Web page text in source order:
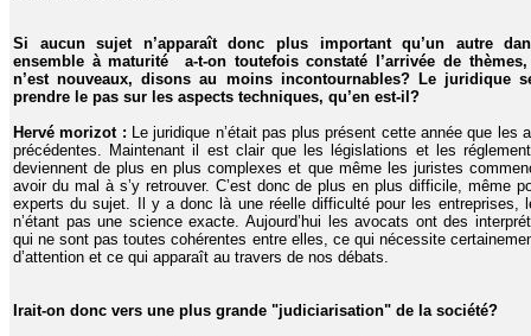
Si aucun sujet n’apparaît donc plus important qu’un autre
ensemble à maturité a-t-on toutefois constaté l’arrivée de
n’est nouveaux, disons au moins incontournables? Le juridique
prendre le pas sur les aspects techniques, qu’en est-il?
Hervé morizot : Le juridique n’était pas plus présent cette année que les
précédentes. Maintenant il est clair que les législations et les
deviennent de plus en plus complexes et que même les juristes
avoir du mal à s’y retrouver. C’est donc de plus en plus difficile, même
experts du sujet. Il y a donc là une réelle difficulté pour les entreprises,
n’étant pas une science exacte. Aujourd’hui les avocats ont des
qui ne sont pas toutes cohérentes entre elles, ce qui nécessite
d’attention et ce qui apparaît au travers de nos débats.
Irait-on donc vers une plus grande "judiciarisation" de la société?